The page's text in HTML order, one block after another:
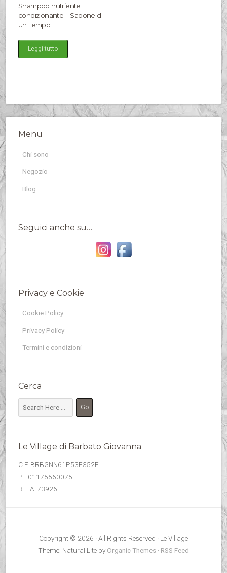
Shampoo nutriente
condizionante – Sapone di
un Tempo
Leggi tutto
Menu
Chi sono
Negozio
Blog
Seguici anche su…
Privacy e Cookie
Cookie Policy
Privacy Policy
Termini e condizioni
Cerca
Le Village di Barbato Giovanna
C.F. BRBGNN61P53F352F
P.I. 01175560075
R.E.A. 73926
Copyright © 2026 · All Rights Reserved · Le Village
Theme: Natural Lite by Organic Themes · RSS Feed